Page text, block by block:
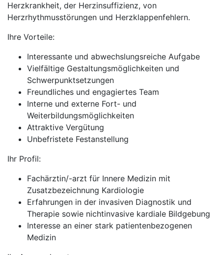
Herzkrankheit, der Herzinsuffizienz, von
Herzrhythmusstörungen und Herzklappenfehlern.
Ihre Vorteile:
Interessante und abwechslungsreiche Aufgabe
Vielfältige Gestaltungsmöglichkeiten und
Schwerpunktsetzungen
Freundliches und engagiertes Team
Interne und externe Fort- und
Weiterbildungsmöglichkeiten
Attraktive Vergütung
Unbefristete Festanstellung
Ihr Profil:
Fachärztin/-arzt für Innere Medizin mit
Zusatzbezeichnung Kardiologie
Erfahrungen in der invasiven Diagnostik und
Therapie sowie nichtinvasive kardiale Bildgebung
Interesse an einer stark patientenbezogenen
Medizin